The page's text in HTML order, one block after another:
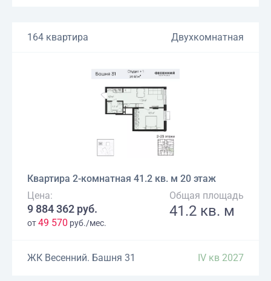
164 квартира Двухкомнатная
Квартира 2-комнатная 41.2 кв. м 20 этаж
Цена:
9 884 362 руб.
от49 570 руб./мес.
Общая площадь
41.2 кв. м
ЖК Весенний. Башня 31 IV кв 2027